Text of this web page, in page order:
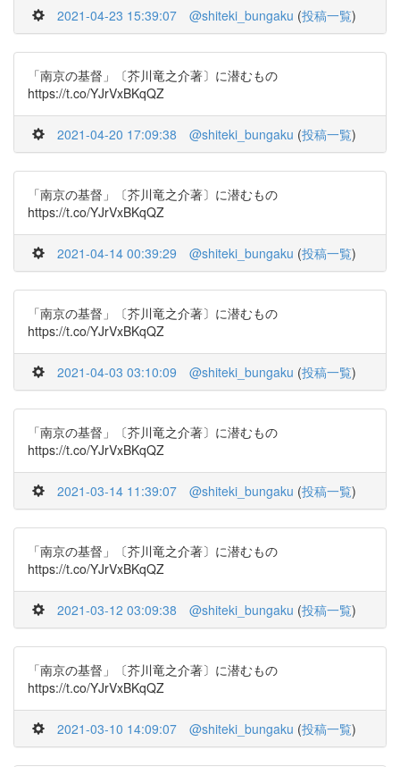
2021-04-23 15:39:07 @shiteki_bungaku (投稿一覧)
「南京の基督」〔芥川竜之介著〕に潜むもの
https://t.co/YJrVxBKqQZ
2021-04-20 17:09:38 @shiteki_bungaku (投稿一覧)
「南京の基督」〔芥川竜之介著〕に潜むもの
https://t.co/YJrVxBKqQZ
2021-04-14 00:39:29 @shiteki_bungaku (投稿一覧)
「南京の基督」〔芥川竜之介著〕に潜むもの
https://t.co/YJrVxBKqQZ
2021-04-03 03:10:09 @shiteki_bungaku (投稿一覧)
「南京の基督」〔芥川竜之介著〕に潜むもの
https://t.co/YJrVxBKqQZ
2021-03-14 11:39:07 @shiteki_bungaku (投稿一覧)
「南京の基督」〔芥川竜之介著〕に潜むもの
https://t.co/YJrVxBKqQZ
2021-03-12 03:09:38 @shiteki_bungaku (投稿一覧)
「南京の基督」〔芥川竜之介著〕に潜むもの
https://t.co/YJrVxBKqQZ
2021-03-10 14:09:07 @shiteki_bungaku (投稿一覧)